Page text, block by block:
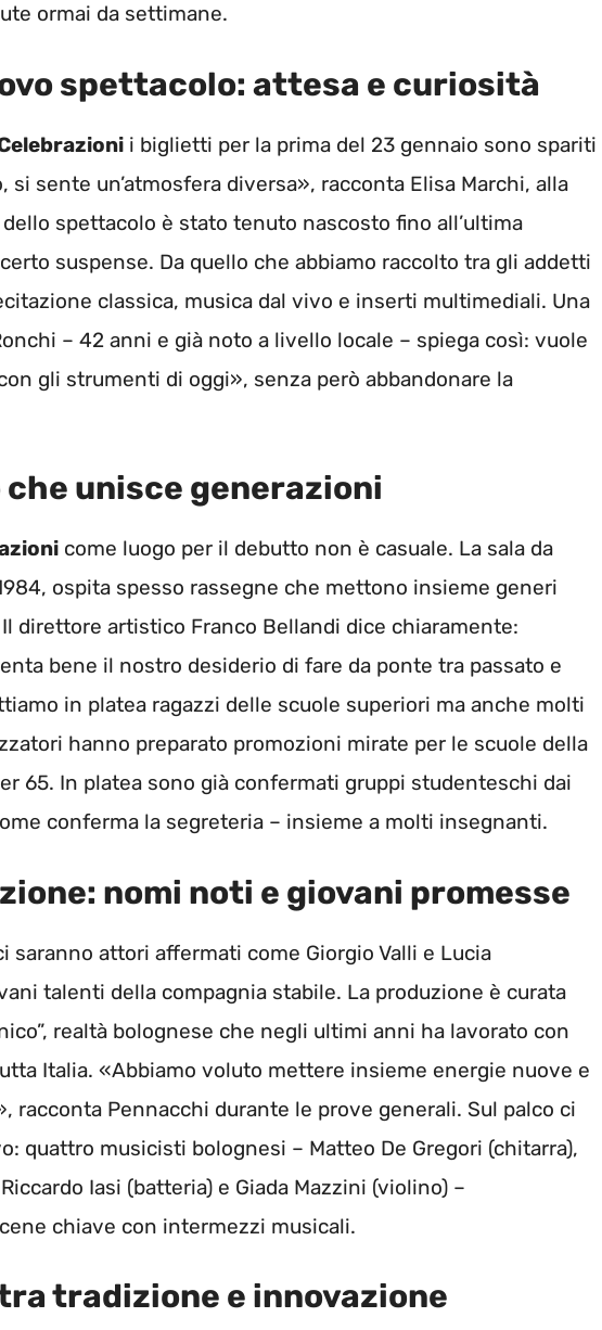
ormai da settimane.
spettacolo: attesa e curiosità
i biglietti per la prima del 23 gennaio sono spariti
si sente un’atmosfera diversa», racconta Elisa Marchi, alla
spettacolo è stato tenuto nascosto fino all’ultima
suspense. Da quello che abbiamo raccolto tra gli addetti
classica, musica dal vivo e inserti multimediali. Una
– 42 anni e già noto a livello locale – spiega così: vuole
gli strumenti di oggi», senza però abbandonare la
unisce generazioni
come luogo per il debutto non è casuale. La sala da
ospita spesso rassegne che mettono insieme generi
direttore artistico Franco Bellandi dice chiaramente:
bene il nostro desiderio di fare da ponte tra passato e
in platea ragazzi delle scuole superiori ma anche molti
hanno preparato promozioni mirate per le scuole della
65. In platea sono già confermati gruppi studenteschi dai
conferma la segreteria – insieme a molti insegnanti.
nomi noti e giovani promesse
saranno attori affermati come Giorgio Valli e Lucia
talenti della compagnia stabile. La produzione è curata
realtà bolognese che negli ultimi anni ha lavorato con
Italia. «Abbiamo voluto mettere insieme energie nuove e
racconta Pennacchi durante le prove generali. Sul palco ci
quattro musicisti bolognesi – Matteo De Gregori (chitarra),
Iasi (batteria) e Giada Mazzini (violino) –
chiave con intermezzi musicali.
tradizione e innovazione